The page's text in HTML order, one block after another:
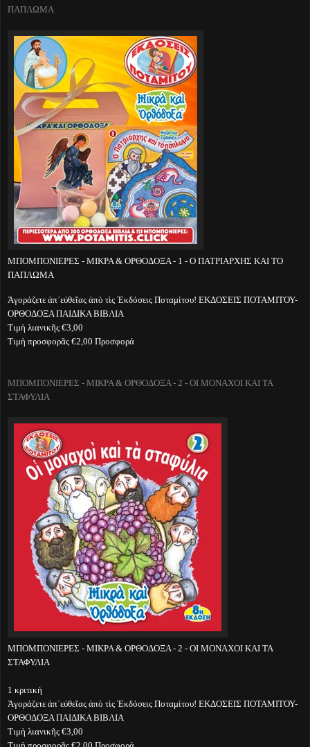
ΠΑΠΛΩΜΑ
ΜΠΟΜΠΟΝΙΕΡΕΣ - ΜΙΚΡΑ & ΟΡΘΟΔΟΞΑ - 1 - Ο ΠΑΤΡΙΑΡΧΗΣ ΚΑΙ ΤΟ
ΠΑΠΛΩΜΑ
Ἀγοράζετε ἀπ᾽εὐθεῖας ἀπὸ τὶς Ἐκδόσεις Ποταμίτου! ΕΚΔΟΣΕΙΣ ΠΟΤΑΜΙΤΟΥ-
ΟΡΘΟΔΟΞΑ ΠΑΙΔΙΚΑ ΒΙΒΛΙΑ
Τιμὴ λιανικῆς €3,00
Τιμὴ προσφορᾶς €2,00 Προσφορά
ΜΠΟΜΠΟΝΙΕΡΕΣ - ΜΙΚΡΑ & ΟΡΘΟΔΟΞΑ - 2 - ΟΙ ΜΟΝΑΧΟΙ ΚΑΙ ΤΑ
ΣΤΑΦΥΛΙΑ
ΜΠΟΜΠΟΝΙΕΡΕΣ - ΜΙΚΡΑ & ΟΡΘΟΔΟΞΑ - 2 - ΟΙ ΜΟΝΑΧΟΙ ΚΑΙ ΤΑ
ΣΤΑΦΥΛΙΑ
1 κριτική
Ἀγοράζετε ἀπ᾽εὐθεῖας ἀπὸ τὶς Ἐκδόσεις Ποταμίτου! ΕΚΔΟΣΕΙΣ ΠΟΤΑΜΙΤΟΥ-
ΟΡΘΟΔΟΞΑ ΠΑΙΔΙΚΑ ΒΙΒΛΙΑ
Τιμὴ λιανικῆς €3,00